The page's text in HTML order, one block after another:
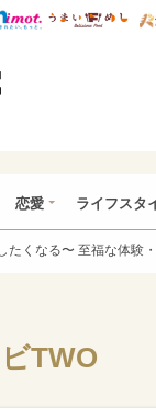
ぴあ総研 ディズニ
mimot. う
恋愛 ライフスタ
たくなる〜 至福な体験
TWO